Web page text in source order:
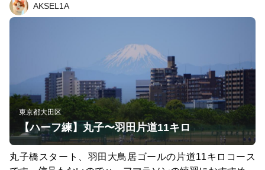
AKSEL1A
東京都大田区
【ハーフ練】丸子〜羽田片道11キロ
丸子橋スタート、羽田大鳥居ゴールの片道11キロコース